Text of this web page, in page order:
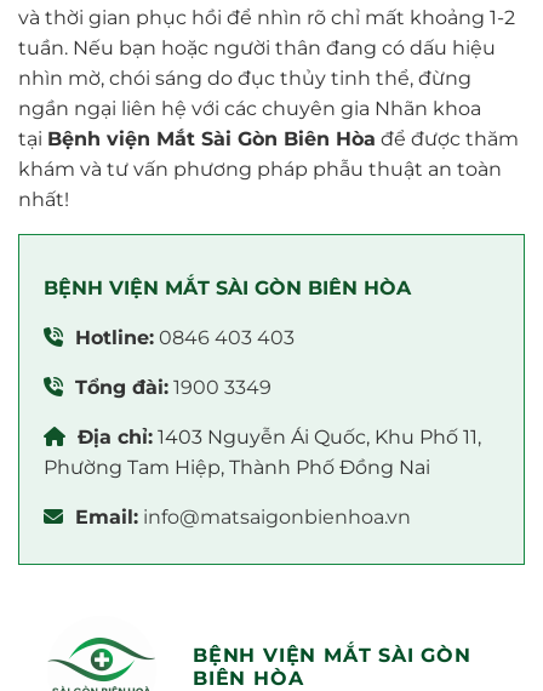
và thời gian phục hồi để nhìn rõ chỉ mất khoảng 1-2
tuần. Nếu bạn hoặc người thân đang có dấu hiệu
nhìn mờ, chói sáng do đục thủy tinh thể, đừng
ngần ngại liên hệ với các chuyên gia Nhãn khoa
tại Bệnh viện Mắt Sài Gòn Biên Hòa để được thăm
khám và tư vấn phương pháp phẫu thuật an toàn
nhất!
BỆNH VIỆN MẮT SÀI GÒN BIÊN HÒA
Hotline: 0846 403 403
Tổng đài: 1900 3349
Địa chỉ: 1403 Nguyễn Ái Quốc, Khu Phố 11,
Phường Tam Hiệp, Thành Phố Đồng Nai
Email: info@matsaigonbienhoa.vn
BỆNH VIỆN MẮT SÀI GÒN
BIÊN HÒA